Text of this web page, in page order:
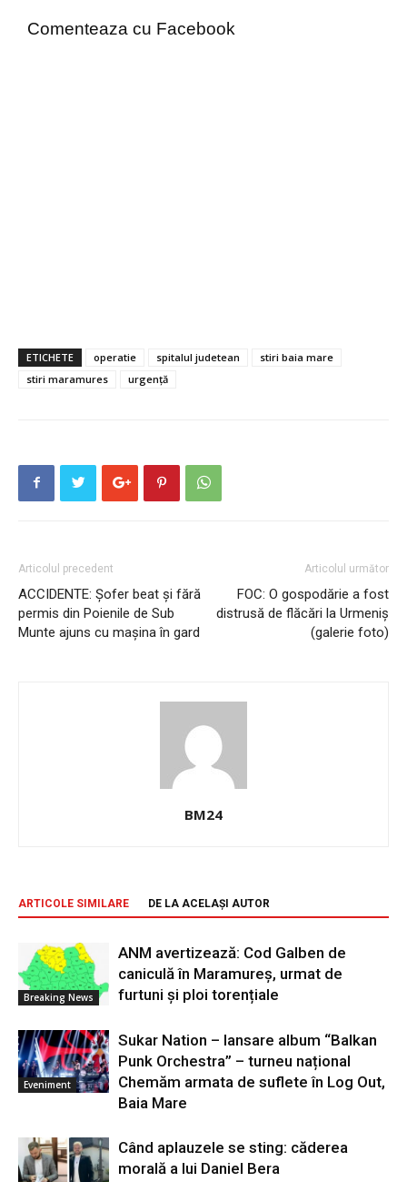
Comenteaza cu Facebook
ETICHETE operatie spitalul judetean
stiri baia mare
stiri maramures
urgență
Articolul precedent
ACCIDENTE: Șofer beat și fără
permis din Poienile de Sub
Munte ajuns cu mașina în gard
Articolul următor
FOC: O gospodărie a fost
distrusă de flăcări la Urmeniș
(galerie foto)
BM24
ARTICOLE SIMILARE DE LA ACELAȘI AUTOR
Breaking News
ANM avertizează: Cod Galben de
caniculă în Maramureș, urmat de
furtuni și ploi torențiale
Eveniment
Sukar Nation – lansare album “Balkan
Punk Orchestra” – turneu național
Chemăm armata de suflete în Log Out,
Baia Mare
Când aplauzele se sting: căderea
morală a lui Daniel Bera